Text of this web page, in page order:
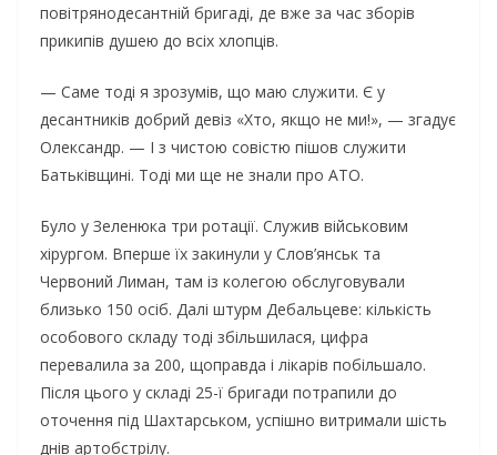
повітрянодесантній бригаді, де вже за час зборів
прикипів душею до всіх хлопців.
— Саме тоді я зрозумів, що маю служити. Є у
десантників добрий девіз «Хто, якщо не ми!», — згадує
Олександр. — І з чистою совістю пішов служити
Батьківщині. Тоді ми ще не знали про АТО.
Було у Зеленюка три ротації. Служив військовим
хірургом. Вперше їх закинули у Слов’янськ та
Червоний Лиман, там із колегою обслуговували
близько 150 осіб. Далі штурм Дебальцеве: кількість
особового складу тоді збільшилася, цифра
перевалила за 200, щоправда і лікарів побільшало.
Після цього у складі 25-ї бригади потрапили до
оточення під Шахтарськом, успішно витримали шість
днів артобстрілу.